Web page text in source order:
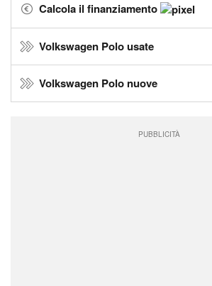
Calcola il finanziamento
Volkswagen Polo usate
Volkswagen Polo nuove
PUBBLICITÀ